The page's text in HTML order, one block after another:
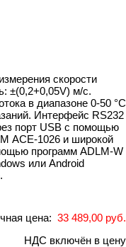
скорости
±(0,2+0,05V) м/с.
в диапазоне 0-50 °С
Интерфейс RS232
порт USB с помощью
АСЕ-1026 и широкой
программ ADLM-W
или Android
цена: 33 489,00 руб.
НДС включён в цену